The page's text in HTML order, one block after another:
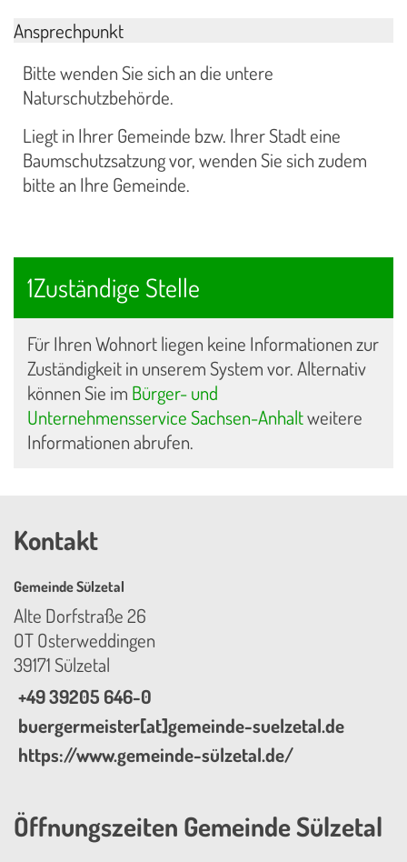
Ansprechpunkt
Bitte wenden Sie sich an die untere
Naturschutzbehörde.
Liegt in Ihrer Gemeinde bzw. Ihrer Stadt eine
Baumschutzsatzung vor, wenden Sie sich zudem
bitte an Ihre Gemeinde.
1Zuständige Stelle
Für Ihren Wohnort liegen keine Informationen zur
Zuständigkeit in unserem System vor. Alternativ
können Sie im Bürger- und
Unternehmensservice Sachsen-Anhaltweitere
Informationen abrufen.
Kontakt
Gemeinde Sülzetal
Alte Dorfstraße 26
OT Osterweddingen
39171 Sülzetal
+49 39205 646-0
buergermeister[at]gemeinde-suelzetal.de
https://www.gemeinde-sülzetal.de/
Öffnungszeiten Gemeinde Sülzetal